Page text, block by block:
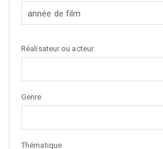
année de film
Réalisateur ou acteur
Genre
Thématique